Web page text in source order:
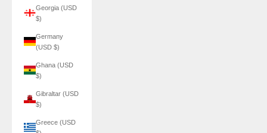
Georgia (USD
$)
Germany
(USD $)
Ghana (USD
$)
Gibraltar (USD
$)
Greece (USD